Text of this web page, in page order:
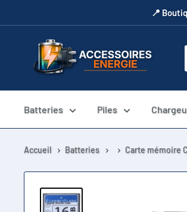
au
​📍​
Accessoires
Energie
Batteries Piles
Accueil Batteries Carte mémoire